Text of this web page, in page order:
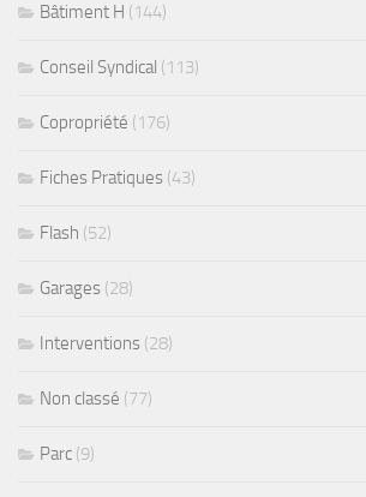
Bâtiment H (144)
Conseil Syndical (113)
Copropriété (176)
Fiches Pratiques (43)
Flash (52)
Garages (28)
Interventions (28)
Non classé (77)
Parc (9)